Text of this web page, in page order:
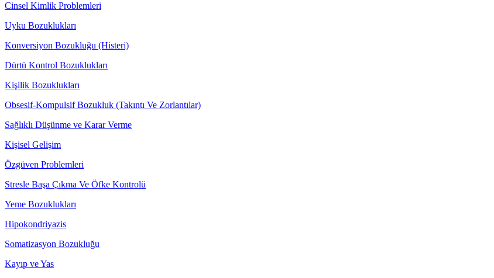
Cinsel Kimlik Problemleri
Uyku Bozuklukları
Konversiyon Bozukluğu (Histeri)
Dürtü Kontrol Bozuklukları
Kişilik Bozuklukları
Obsesif-Kompulsif Bozukluk (Takıntı Ve Zorlantılar)
Sağlıklı Düşünme ve Karar Verme
Kişisel Gelişim
Özgüven Problemleri
Stresle Başa Çıkma Ve Öfke Kontrolü
Yeme Bozuklukları
Hipokondriyazis
Somatizasyon Bozukluğu
Kayıp ve Yas